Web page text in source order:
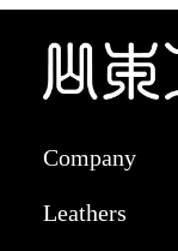
Company
Leathers